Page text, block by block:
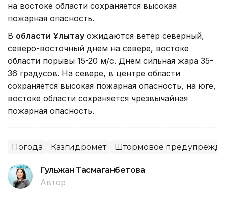
на востоке области сохраняется высокая
пожарная опасность.
В области Ұлытау ожидаются ветер северный,
северо-восточный днем на севере, востоке
области порывы 15-20 м/с. Днем сильная жара 35-
36 градусов. На севере, в центре области
сохраняется высокая пожарная опасность, на юге,
востоке области сохраняется чрезвычайная
пожарная опасность.
Погода Казгидромет Штормовое
Гульжан Тасмаганбетова
Автор